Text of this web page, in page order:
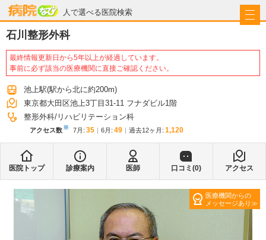
人で選べる医院検索
病院なび
石川整形外科
最終情報更新日から5年以上が経過しています。
事前に必ず該当の医療機関に直接ご確認ください。
池上駅(駅から北に約200m)
東京都大田区池上3丁目31-11 フナダビル1階
整形外科 リハビリテーション科
アクセス数※ 7月 : 35 6月 : 49 過去12ヶ月: 1,120
医院トップ 診療案内 医師 口コミ(0) アクセス
医療機関からの
メッセージあり